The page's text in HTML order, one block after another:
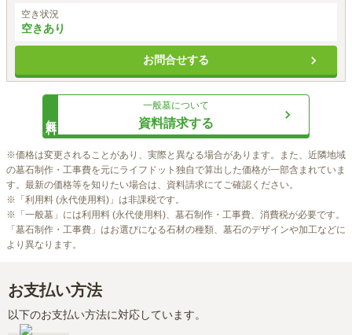
空き状況
空きあり
お問合せする
一般墓について
資料請求する
※価格は変更されることがあり、実際と異なる場合があります。また、近隣地域
の墓石制作・工事費を元にライフドット独自で算出した価格が一部含まれていま
す。最新の価格等を知りたい場合は、資料請求にてご確認ください。
※「利用料 (永代使用料)」は非課税です。
※「一般墓」には利用料 (永代使用料)、墓石制作・工事費、消費税が必要です。
「墓石制作・工事費」はお選びになる石材の種類、墓石のデザインや加工などに
より異なります。
お支払い方法
以下のお支払い方法に対応しています。